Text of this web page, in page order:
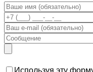
Используя эту